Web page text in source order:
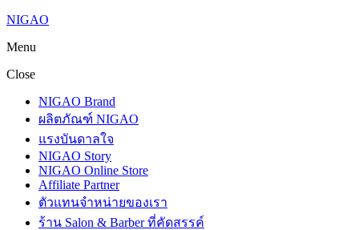
NIGAO
Menu
Close
NIGAO Brand
ผลิตภัณฑ์ NIGAO
แรงบันดาลใจ
NIGAO Story
NIGAO Online Store
Affiliate Partner
ตัวแทนจำหน่ายของเรา
ร้าน Salon & Barber ที่คัดสรรค์